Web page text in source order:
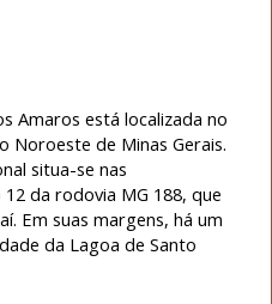
Amaros está localizada no
Noroeste de Minas Gerais.
situa-se nas
da rodovia MG 188, que
Em suas margens, há um
da Lagoa de Santo